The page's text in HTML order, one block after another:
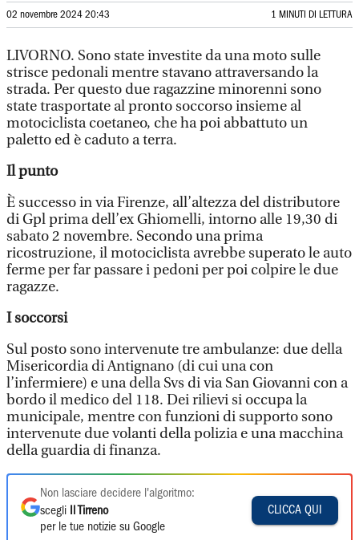
02 novembre 2024 20:43 1 MINUTI DI LETTURA
LIVORNO. Sono state investite da una moto sulle
strisce pedonali mentre stavano attraversando la
strada. Per questo due ragazzine minorenni sono
state trasportate al pronto soccorso insieme al
motociclista coetaneo, che ha poi abbattuto un
paletto ed è caduto a terra.
Il punto
È successo in via Firenze, all’altezza del distributore
di Gpl prima dell’ex Ghiomelli, intorno alle 19,30 di
sabato 2 novembre. Secondo una prima
ricostruzione, il motociclista avrebbe superato le auto
ferme per far passare i pedoni per poi colpire le due
ragazze.
I soccorsi
Sul posto sono intervenute tre ambulanze: due della
Misericordia di Antignano (di cui una con
l’infermiere) e una della Svs di via San Giovanni con a
bordo il medico del 118. Dei rilievi si occupa la
municipale, mentre con funzioni di supporto sono
intervenute due volanti della polizia e una macchina
della guardia di finanza.
Non lasciare decidere l'algoritmo:
scegli
Il Tirreno
per le tue notizie su Google
CLICCA QUI